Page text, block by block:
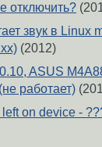
отключить?
звук в Linux
(2012)
ASUS
работает)
on device -